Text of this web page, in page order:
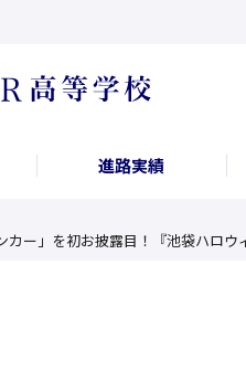
進路実績
カー」を初お披露目！『池袋ハロ